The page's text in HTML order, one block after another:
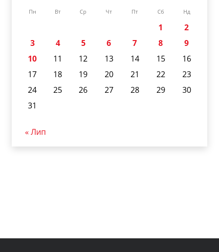
Пн Вт Ср Чт Пт Сб Нд
1
2
3
4 5 6 7 8
9
10
11 12 13 14 15
16
17
18 19 20 21 22
23
24
25 26 27 28 29
30
31
« Лип